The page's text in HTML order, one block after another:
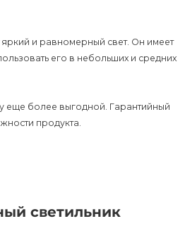
и равномерный свет. Он имеет
его в небольших и средних
еще более выгодной. Гарантийный
продукта.
его стиль и функциональность
светильник